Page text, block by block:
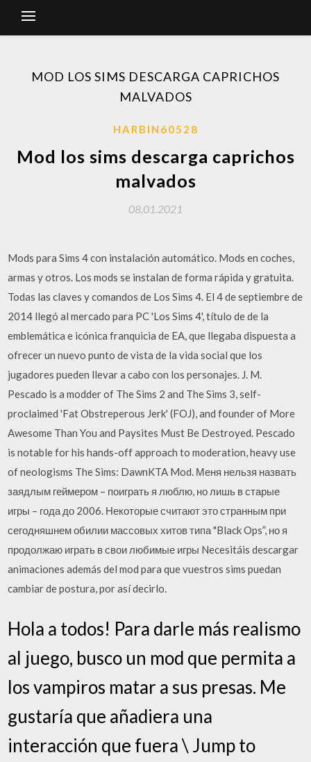
MOD LOS SIMS DESCARGA CAPRICHOS
MALVADOS
HARBIN60528
Mod los sims descarga caprichos
malvados
08.01.2021
Mods para Sims 4 con instalación automático. Mods en coches,
armas y otros. Los mods se instalan de forma rápida y gratuita.
Todas las claves y comandos de Los Sims 4. El 4 de septiembre de
2014 llegó al mercado para PC 'Los Sims 4', título de de la
emblemática e icónica franquicia de EA, que llegaba dispuesta a
ofrecer un nuevo punto de vista de la vida social que los
jugadores pueden llevar a cabo con los personajes. J. M.
Pescado is a modder of The Sims 2 and The Sims 3, self-
proclaimed 'Fat Obstreperous Jerk' (FOJ), and founder of More
Awesome Than You and Paysites Must Be Destroyed. Pescado
is notable for his hands-off approach to moderation, heavy use
of neologisms The Sims: DawnKTA Mod. Меня нельзя назвать
заядлым геймером – поиграть я люблю, но лишь в старые
игры – года до 2006. Некоторые считают это странным при
сегодняшнем обилии массовых хитов типа "Black Ops”, но я
продолжаю играть в свои любимые игры Necesitáis descargar
animaciones además del mod para que vuestros sims puedan
cambiar de postura, por así decirlo.
Hola a todos! Para darle más realismo
al juego, busco un mod que permita a
los vampiros matar a sus presas. Me
gustaría que añadiera una
interacción que fuera \ Jump to